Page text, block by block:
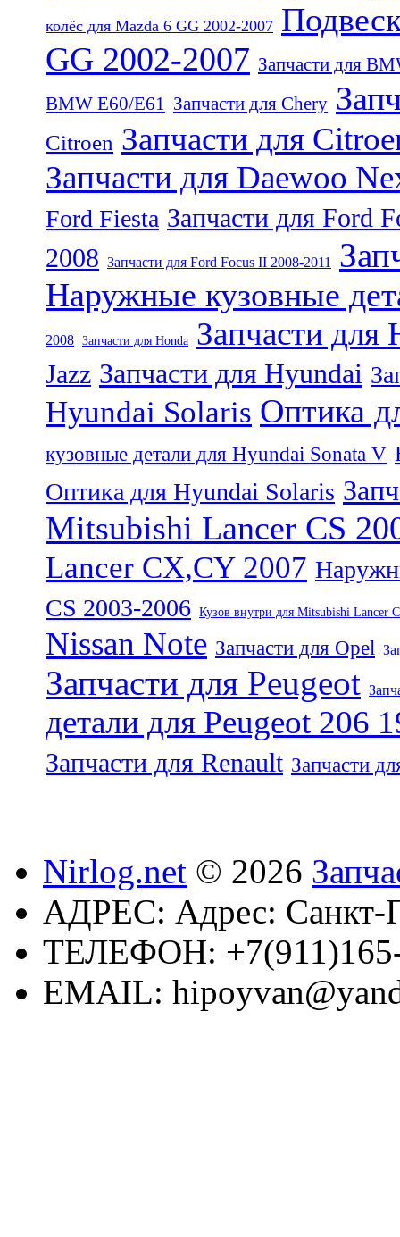
колёс для Mazda 6 GG 2002-2007
GG 2002-2007 Запчасти для
BMW E60/E61
Запчасти для Chery
Citroen Запчасти для
Запчасти для Daewoo
Ford Fiesta Запчасти для Ford
2008 Запчасти для Ford Focus II 2008-2011
Наружные кузовные
2008 Запчасти для Honda Запчасти для
Jazz Запчасти для Hyundai
Hyundai Solaris Оптика
кузовные детали для Hyundai Sonata V
Оптика для Hyundai Solaris
Mitsubishi Lancer CS
Lancer CX,CY 2007
CS 2003-2006 Кузов внутри для Mitsubishi Lancer
Nissan Note Запчасти для Opel
Запчасти для Peugeot
детали для Peugeot 206
Запчасти для Renault Запчасти
Nirlog.net © 2026
АДРЕС: Адрес: Санкт-
ТЕЛЕФОН:
EMAIL: